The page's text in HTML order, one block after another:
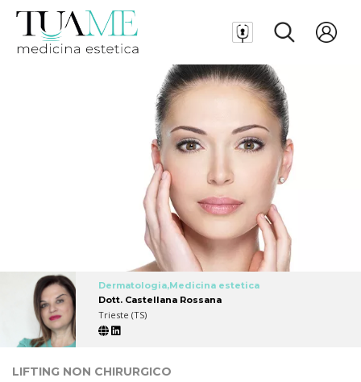
Dermatologia,Medicina estetica
Dott. Castellana Rossana
Trieste (TS)
LIFTING NON CHIRURGICO